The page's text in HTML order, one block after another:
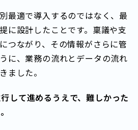
最適で導入するのではなく、最
に設計したことです。稟議や支
つながり、その情報がさらに管
に、業務の流れとデータの流れ
ました。
して進めるうえで、難しかった